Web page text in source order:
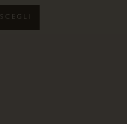
SCEGLI